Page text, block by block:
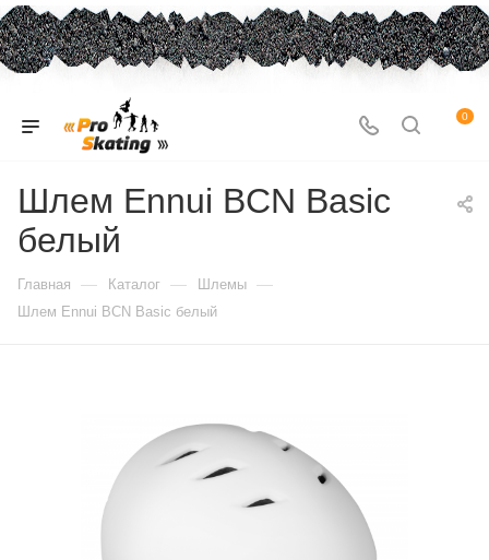
0
Шлем Ennui BCN Basic
белый
Главная — Каталог — Шлемы —
Шлем Ennui BCN Basic белый